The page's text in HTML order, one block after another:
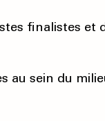
finalistes et
au sein du